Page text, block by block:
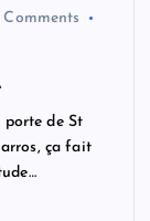
porte de St
ça fait